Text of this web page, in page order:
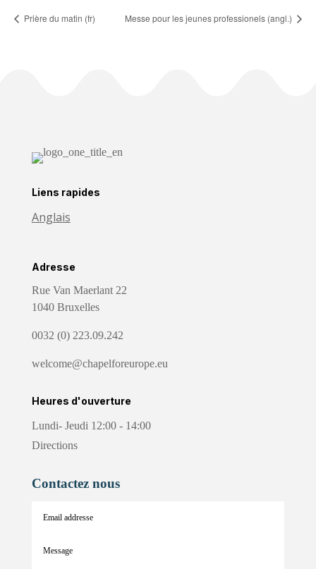
Prière du matin (fr) Messe pour les jeunes professionels (angl.)
Liens rapides
Anglais
Adresse
Rue Van Maerlant 22
1040 Bruxelles
0032 (0) 223.09.242
welcome@chapelforeurope.eu
Heures d'ouverture
Lundi- Jeudi 12:00 - 14:00
Directions
Contactez nous